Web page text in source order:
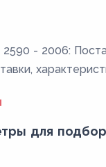
- 2006:
для